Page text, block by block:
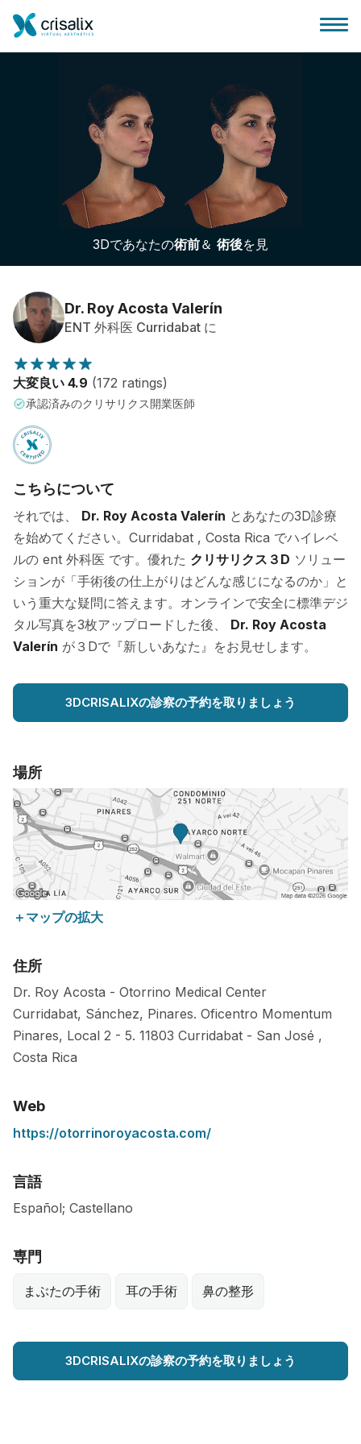
外科医ホーム
3Dビジネスプラットフォーム
サブスクリプションプラン
患者様のレビュー
3Dであなたの術前＆ 術後を見
Dr. Roy Acosta Valerín
ENT 外科医 Curridabat に
大変良い 4.9 (172 ratings)
承認済みのクリサリクス開業医師
こちらについて
それでは、 Dr. Roy Acosta Valerín とあなたの3D診療
を始めてください。Curridabat , Costa Rica でハイレベ
ルの ent 外科医 です。優れた クリサリクス３D ソリュー
ションが「手術後の仕上がりはどんな感じになるのか」と
いう重大な疑問に答えます。オンラインで安全に標準デジ
タル写真を3枚アップロードした後、 Dr. Roy Acosta
Valerín が３Dで『新しいあなた』をお見せします。
3DCRISALIXの診察の予約を取りましょう
場所
＋マップの拡大
住所
Dr. Roy Acosta - Otorrino Medical Center
Curridabat, Sánchez, Pinares. Oficentro Momentum
Pinares, Local 2 - 5. 11803 Curridabat - San José ,
Costa Rica
Web
https://otorrinoroyacosta.com/
言語
Español; Castellano
専門
まぶたの手術 耳の手術 鼻の整形
3DCRISALIXの診察の予約を取りましょう